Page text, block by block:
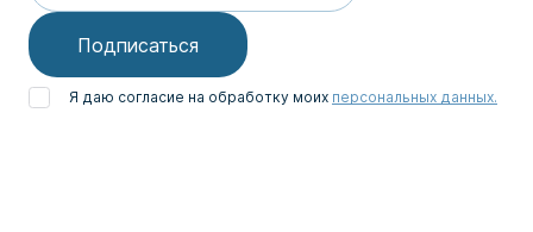
Подписаться
Я даю согласие на обработку моих персональных данных.